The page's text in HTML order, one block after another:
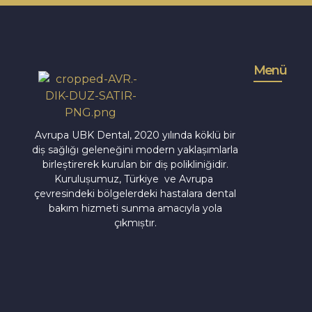
Avrupa UBK Dental Bayrampaşa
Avrupa UBK Dental, 2020 yılında köklü bir
diş sağlığı geleneğini modern yaklaşımlarla
birleştirerek kurulan bir diş polikliniğidir.
Kuruluşumuz, Türkiye ve Avrupa
çevresindeki bölgelerdeki hastalara dental
bakım hizmeti sunma amacıyla yola
çıkmıştır.
Menü